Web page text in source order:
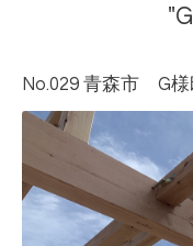
No.029 青森市 G様